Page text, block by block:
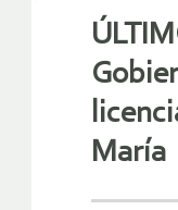
María